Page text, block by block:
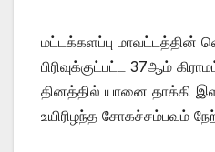
மட்டக்களப்பு மாவட்டத்தின்
பிரிவுக்குட்பட்ட 37ஆம்
தினத்தில் யானை தாக்கி
உயிரிழந்த சோகச்சம்பவம்